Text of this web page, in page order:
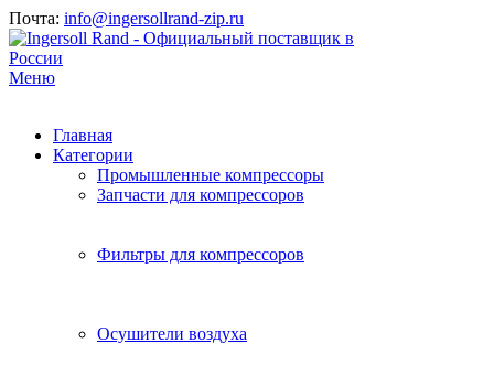
Почта: info@ingersollrand-zip.ru
Меню
Главная
Категории
Промышленные компрессоры
Запчасти для компрессоров
Фильтры для компрессоров
Осушители воздуха